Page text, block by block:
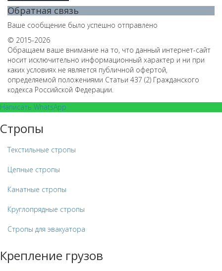
Обратная связь
Ваше сообщение было успешно отправлено
© 2015-2026
Обращаем ваше внимание на то, что данный интернет-сайт
носит исключительно информационный характер и ни при
каких условиях не является публичной офертой,
определяемой положениями Статьи 437 (2) Гражданского
кодекса Российской Федерации.
Написать WhatsApp
Стропы
Текстильные стропы
Цепные стропы
Канатные стропы
Круглопрядные стропы
Стропы для эвакуатора
Крепление грузов